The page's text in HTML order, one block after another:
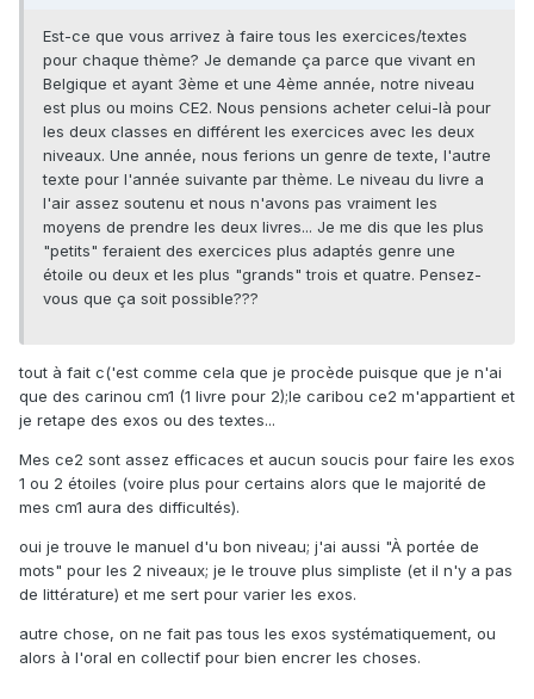
Est-ce que vous arrivez à faire tous les exercices/textes
pour chaque thème? Je demande ça parce que vivant en
Belgique et ayant 3ème et une 4ème année, notre niveau
est plus ou moins CE2. Nous pensions acheter celui-là pour
les deux classes en différent les exercices avec les deux
niveaux. Une année, nous ferions un genre de texte, l'autre
texte pour l'année suivante par thème. Le niveau du livre a
l'air assez soutenu et nous n'avons pas vraiment les
moyens de prendre les deux livres... Je me dis que les plus
"petits" feraient des exercices plus adaptés genre une
étoile ou deux et les plus "grands" trois et quatre. Pensez-
vous que ça soit possible???
tout à fait c('est comme cela que je procède puisque que je n'ai
que des carinou cm1 (1 livre pour 2);le caribou ce2 m'appartient et
je retape des exos ou des textes...
Mes ce2 sont assez efficaces et aucun soucis pour faire les exos
1 ou 2 étoiles (voire plus pour certains alors que le majorité de
mes cm1 aura des difficultés).
oui je trouve le manuel d'u bon niveau; j'ai aussi "À portée de
mots" pour les 2 niveaux; je le trouve plus simpliste (et il n'y a pas
de littérature) et me sert pour varier les exos.
autre chose, on ne fait pas tous les exos systématiquement, ou
alors à l'oral en collectif pour bien encrer les choses.